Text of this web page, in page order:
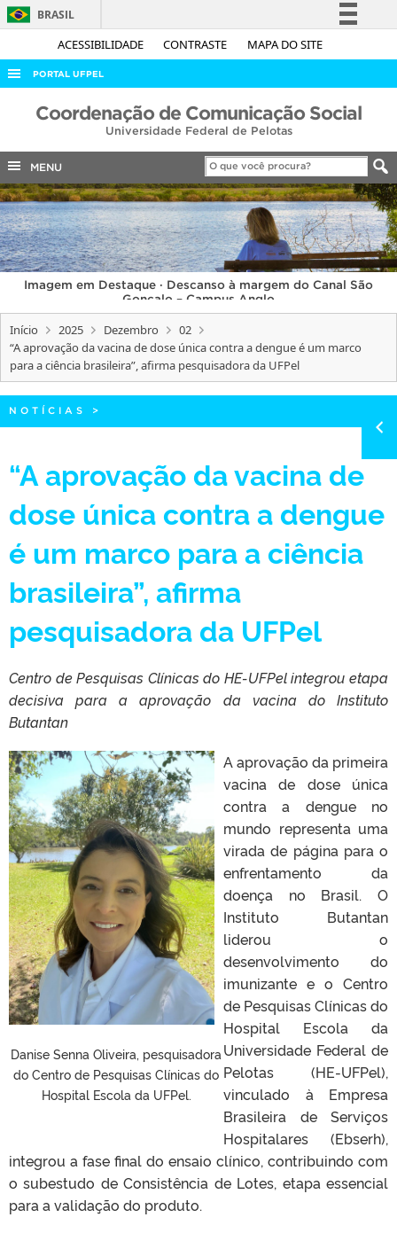
ACESSIBILIDADE CONTRASTE MAPA DO SITE
BRASIL
Simplifique!
Acesso à informação
Legislação
Canais
PORTAL UFPEL
ACESSO À INFORMAÇÃO
COBALTO
CONCURSOS
EDITAIS
INTERNACIONAL
OUVIDORIA
PORTARIAS
TELEFONES
Coordenação de Comunicação Social
Universidade Federal de Pelotas
MENU
Imagem em Destaque · Descanso à margem do Canal São
Gonçalo – Campus Anglo
Início 2025 Dezembro
02
“A aprovação da vacina de dose única contra a dengue é um marco
para a ciência brasileira”, afirma pesquisadora da UFPel
NOTÍCIAS >
“A aprovação da vacina de
dose única contra a dengue
é um marco para a ciência
brasileira”, afirma
pesquisadora da UFPel
Centro de Pesquisas Clínicas do HE-UFPel integrou etapa
decisiva para a aprovação da vacina do Instituto
Butantan
Danise Senna Oliveira, pesquisadora
do Centro de Pesquisas Clínicas do
Hospital Escola da UFPel.
A aprovação da primeira
vacina de dose única
contra a dengue no
mundo representa uma
virada de página para o
enfrentamento da
doença no Brasil. O
Instituto Butantan
liderou o
desenvolvimento do
imunizante e o Centro
de Pesquisas Clínicas do
Hospital Escola da
Universidade Federal de
Pelotas (HE-UFPel),
vinculado à Empresa
Brasileira de Serviços
Hospitalares (Ebserh),
integrou a fase final do ensaio clínico, contribuindo com
o subestudo de Consistência de Lotes, etapa essencial
para a validação do produto.